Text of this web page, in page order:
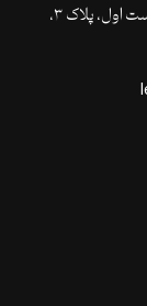
تهـران،‌ خیابان انقلاب، خیابان خارک، کوچۀ بن‌بست اول، پلاک ۳،